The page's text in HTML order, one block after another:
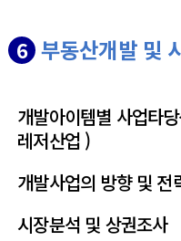
6 부동산개발 및
개발아이템별 사업타
레저산업 )
개발사업의 방향 및 전
시장분석 및 상권조사